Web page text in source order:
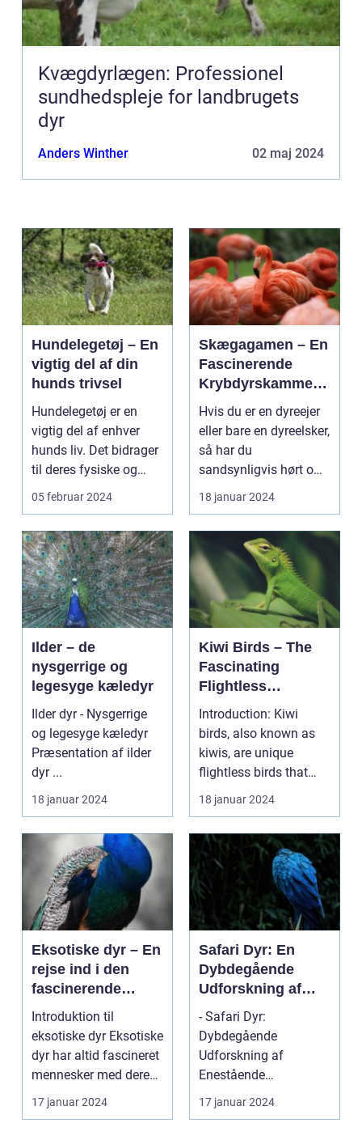
Kvægdyrlægen: Professionel
sundhedspleje for landbrugets
dyr
Anders Winther 02 maj 2024
Hundelegetøj – En
vigtig del af din
hunds trivsel
Hundelegetøj er en
vigtig del af enhver
hunds liv. Det bidrager
til deres fysiske og
mentale trivsel...
05 februar 2024
Skægagamen – En
Fascinerende
Krybdyrskammera
t
Hvis du er en dyreejer
eller bare en dyreelsker,
så har du
sandsynligvis hørt om
skægagamen. Dette
18 januar 2024
Ilder – de
nysgerrige og
legesyge kæledyr
Ilder dyr - Nysgerrige
og legesyge kæledyr
Præsentation af ilder
dyr ...
18 januar 2024
Kiwi Birds – The
Fascinating
Flightless
Wonders of New
Zealand
Introduction: Kiwi
birds, also known as
kiwis, are unique
flightless birds that
have become an icon...
18 januar 2024
Eksotiske dyr – En
rejse ind i den
fascinerende
verden af unikke
kreaturer
Introduktion til
eksotiske dyr Eksotiske
dyr har altid fascineret
mennesker med deres
særegne udsee...
17 januar 2024
Safari Dyr: En
Dybdegående
Udforskning af
Fænomenet
- Safari Dyr:
Dybdegående
Udforskning af
Enestående
Skabninger H2 -
Præsentation af Safari
17 januar 2024